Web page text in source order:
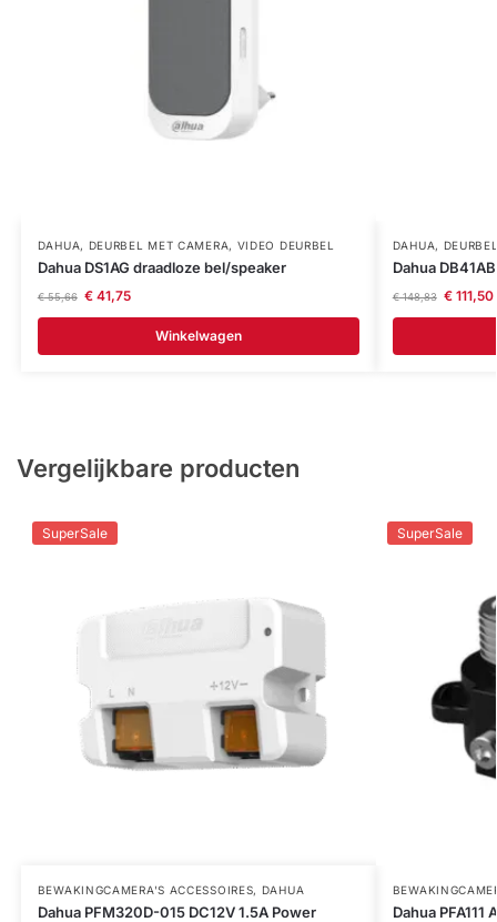
DAHUA, DEURBEL MET CAMERA, VIDEO DEURBEL
Dahua DS1AG draadloze bel/speaker
€55,66 €41,75
Winkelwagen
DAHUA,
Dahua
€148,83 €111,50
Vergelijkbare producten
SuperSale
BEWAKINGCAMERA'S ACCESSOIRES, DAHUA
Dahua PFM320D-015 DC12V 1.5A Power
SuperSale
Dahua